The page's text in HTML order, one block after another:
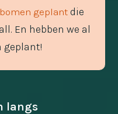
bomen geplantdie
En hebben we al
geplant!
langs